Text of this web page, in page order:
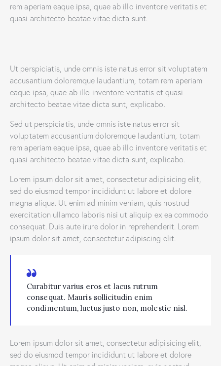
rem aperiam eaque ipsa, quae ab illo inventore veritatis et
quasi architecto beatae vitae dicta sunt.
Ut perspiciatis, unde omnis iste natus error sit voluptatem
accusantium doloremque laudantium, totam rem aperiam
eaque ipsa, quae ab illo inventore veritatis et quasi
architecto beatae vitae dicta sunt, explicabo.
Sed ut perspiciatis, unde omnis iste natus error sit
voluptatem accusantium doloremque laudantium, totam
rem aperiam eaque ipsa, quae ab illo inventore veritatis et
quasi architecto beatae vitae dicta sunt, explicabo.
Lorem ipsum dolor sit amet, consectetur adipisicing elit,
sed do eiusmod tempor incididunt ut labore et dolore
magna aliqua. Ut enim ad minim veniam, quis nostrud
exercitation ullamco laboris nisi ut aliquip ex ea commodo
consequat. Duis aute irure dolor in reprehenderit. Lorem
ipsum dolor sit amet, consectetur adipiscing elit.
Curabitur varius eros et lacus rutrum
consequat. Mauris sollicitudin enim
condimentum, luctus justo non, molestie nisl.
Lorem ipsum dolor sit amet, consectetur adipisicing elit,
sed do eiusmod tempor incididunt ut labore et dolore